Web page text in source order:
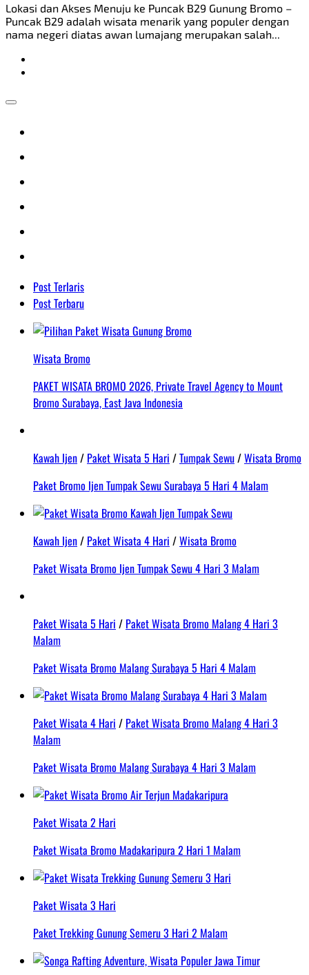
Lokasi dan Akses Menuju ke Puncak B29 Gunung Bromo –
Puncak B29 adalah wisata menarik yang populer dengan
nama negeri diatas awan lumajang merupakan salah...
Post Terlaris
Post Terbaru
Wisata Bromo
PAKET WISATA BROMO 2026, Private Travel Agency to Mount
Bromo Surabaya, East Java Indonesia
Kawah Ijen/ Paket Wisata 5 Hari /Tumpak Sewu/Wisata Bromo
Paket Bromo Ijen Tumpak Sewu Surabaya 5 Hari 4 Malam
Kawah Ijen/ Paket Wisata 4 Hari /Wisata Bromo
Paket Wisata Bromo Ijen Tumpak Sewu 4 Hari 3 Malam
Paket Wisata 5 Hari / Paket Wisata Bromo Malang 4 Hari 3
Malam
Paket Wisata Bromo Malang Surabaya 5 Hari 4 Malam
Paket Wisata 4 Hari / Paket Wisata Bromo Malang 4 Hari 3
Malam
Paket Wisata Bromo Malang Surabaya 4 Hari 3 Malam
Paket Wisata 2 Hari
Paket Wisata Bromo Madakaripura 2 Hari 1 Malam
Paket Wisata 3 Hari
Paket Trekking Gunung Semeru 3 Hari 2 Malam